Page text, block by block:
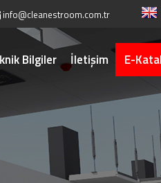
info@cleanestroom.com.tr
Bilgiler İletişim E-